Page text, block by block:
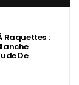
Raquettes :
De